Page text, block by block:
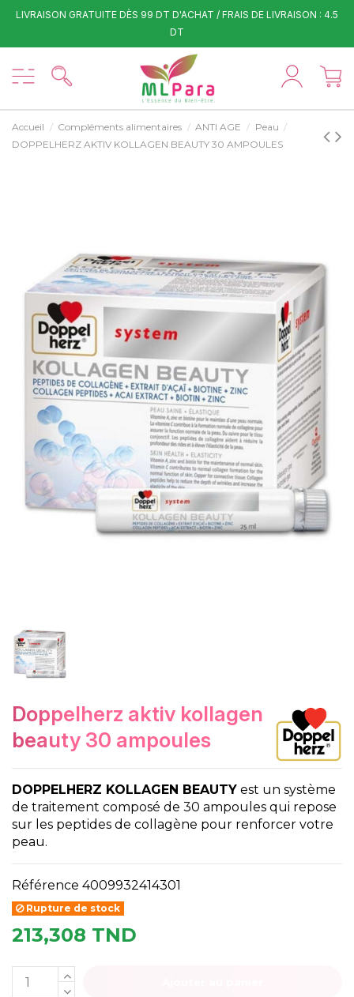
LIVRAISON GRATUITE DÈS 99 DT D'ACHAT / FRAIS DE LIVRAISON : 4.5
DT
Accueil Compléments alimentaires ANTI AGE
Peau
DOPPELHERZ AKTIV KOLLAGEN BEAUTY 30 AMPOULES
doppelherz aktiv kollagen
beauty 30 ampoules
DOPPELHERZ KOLLAGEN BEAUTY est un système
de traitement composé de 30 ampoules qui repose
sur les peptides de collagène pour renforcer votre
peau.
Référence 4009932414301
Rupture de stock
213,308 TND